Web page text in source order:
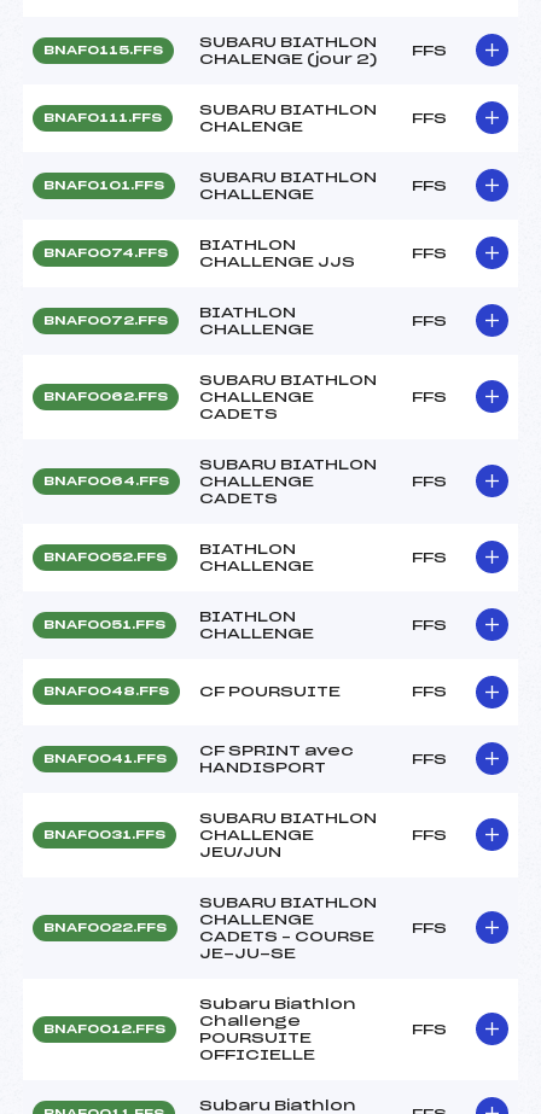
BNAF0115.FFS
SUBARU BIATHLON
CHALENGE (jour 2)
FFS
BNAF0111.FFS
SUBARU BIATHLON
CHALENGE
FFS
BNAF0101.FFS
SUBARU BIATHLON
CHALLENGE
FFS
BNAF0074.FFS
BIATHLON
CHALLENGE JJS
FFS
BNAF0072.FFS
BIATHLON
CHALLENGE
FFS
BNAF0062.FFS
SUBARU BIATHLON
CHALLENGE
CADETS
FFS
BNAF0064.FFS
SUBARU BIATHLON
CHALLENGE
CADETS
FFS
BNAF0052.FFS
BIATHLON
CHALLENGE
FFS
BNAF0051.FFS
BIATHLON
CHALLENGE
FFS
BNAF0048.FFS CF POURSUITE FFS
BNAF0041.FFS
CF SPRINT avec
HANDISPORT
FFS
BNAF0031.FFS
SUBARU BIATHLON
CHALLENGE
JEU/JUN
FFS
BNAF0022.FFS
SUBARU BIATHLON
CHALLENGE
CADETS – COURSE
JE-JU-SE
FFS
BNAF0012.FFS
Subaru Biathlon
Challenge
POURSUITE
OFFICIELLE
FFS
Subaru Biathlon